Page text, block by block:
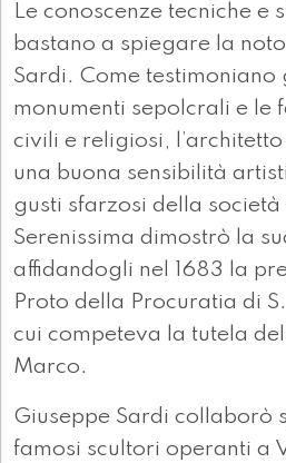
Le conoscenze tecniche e
bastano a spiegare la
Sardi. Come testimoniano
monumenti sepolcrali e le
civili e religiosi,
una buona sensibilità
gusti sfarzosi della
Serenissima dimostrò la
affidandogli nel 1683 la
Proto della Procuratia di
cui competeva la tutela
Marco.
Giuseppe Sardi collaborò
famosi scultori operanti a